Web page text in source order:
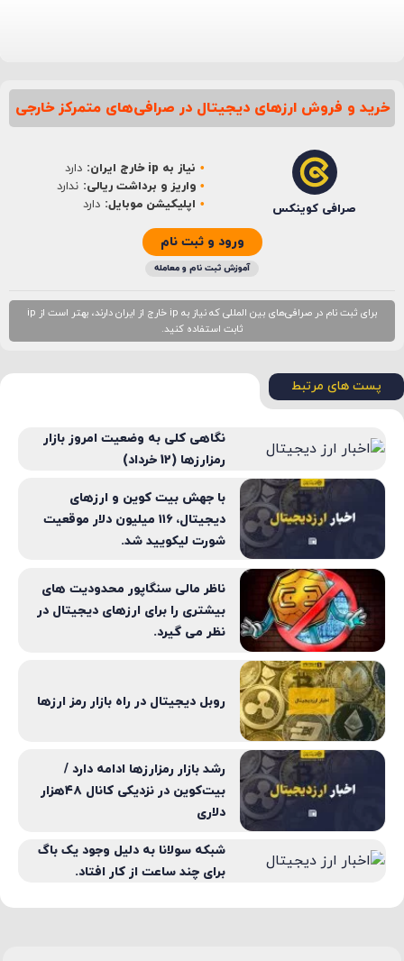
نام*
خرید و فروش ارزهای دیجیتال در صرافی‌های متمرکز خارجی
صرافی کوینکس
نیاز به ip خارج ایران:
دارد
واریز و برداشت ریالی: ندارد
اپلیکیشن موبایل: دارد
ورود و ثبت نام
آموزش ثبت نام و معامله
برای ثبت نام در صرافی‌های بین المللی که نیاز به ip خارج از ایران دارند، بهتر است از ip
ثابت استفاده کنید.
پست های مرتبط
نگاهی کلی به وضعیت امروز بازار
رمزارزها (12 خرداد)
با جهش بیت کوین و ارزهای
دیجیتال، ۱۱۶ میلیون دلار موقعیت
شورت لیکویید شد.
ناظر مالی سنگاپور محدودیت های
بیشتری را برای ارزهای دیجیتال در
نظر می گیرد.
روبل دیجیتال در راه بازار رمز ارزها
رشد بازار رمزارزها ادامه دارد /
بیت‌کوین در نزدیکی کانال ۴۸هزار
دلاری
شبکه سولانا به دلیل وجود یک باگ
برای چند ساعت از کار افتاد.